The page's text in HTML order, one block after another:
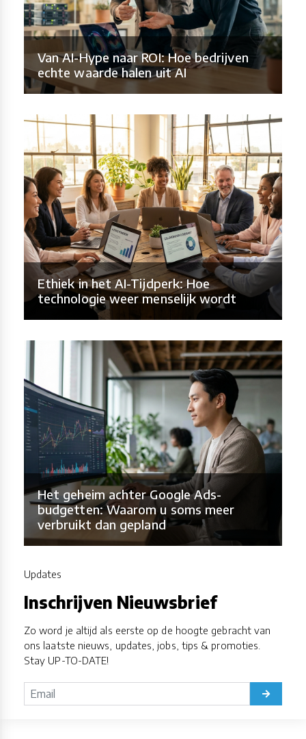
Van AI-Hype naar ROI: Hoe bedrijven
echte waarde halen uit AI
Ethiek in het AI-Tijdperk: Hoe
technologie weer menselijk wordt
Het geheim achter Google Ads-
budgetten: Waarom u soms meer
verbruikt dan gepland
Updates
Inschrijven Nieuwsbrief
Zo word je altijd als eerste op de hoogte gebracht van
ons laatste nieuws, updates, jobs, tips & promoties.
Stay UP-TO-DATE!